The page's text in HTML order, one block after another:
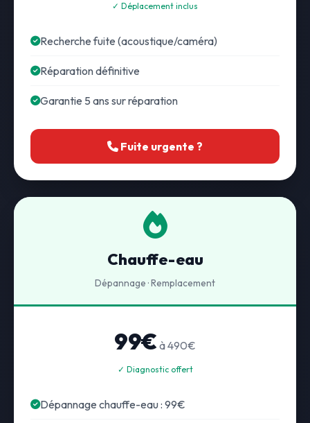
✓ Déplacement inclus
Recherche fuite (acoustique/caméra)
Réparation définitive
Garantie 5 ans sur réparation
Fuite urgente ?
Chauffe-eau
Dépannage · Remplacement
99€ à 490€
✓ Diagnostic offert
Dépannage chauffe-eau : 99€